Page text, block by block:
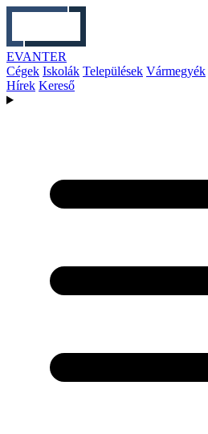
EVANTER
Cégek Iskolák Települések Vármegyék
Hírek Kereső